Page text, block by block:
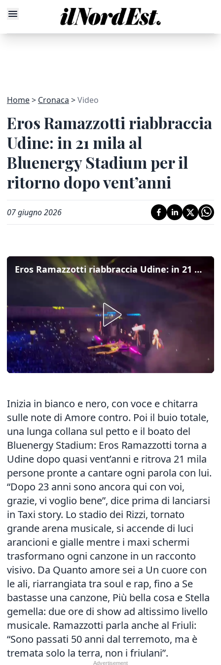
Home Cronaca Video
Eros Ramazzotti riabbraccia
Udine: in 21 mila al
Bluenergy Stadium per il
ritorno dopo vent’anni
07 giugno 2026
Eros Ramazzotti riabbraccia Udine: in 21 mila al Bluenergy Stadium per il ritorno dopo vent’anni
Inizia in bianco e nero, con voce e chitarra
sulle note di Amore contro. Poi il buio totale,
una lunga collana sul petto e il boato del
Bluenergy Stadium: Eros Ramazzotti torna a
Udine dopo quasi vent’anni e ritrova 21 mila
persone pronte a cantare ogni parola con lui.
“Dopo 23 anni sono ancora qui con voi,
grazie, vi voglio bene”, dice prima di lanciarsi
in Taxi story. Lo stadio dei Rizzi, tornato
grande arena musicale, si accende di luci
arancioni e gialle mentre i maxi schermi
trasformano ogni canzone in un racconto
visivo. Da Quanto amore sei a Un cuore con
le ali, riarrangiata tra soul e rap, fino a Se
bastasse una canzone, Più bella cosa e Stella
gemella: due ore di show ad altissimo livello
musicale. Ramazzotti parla anche al Friuli:
“Sono passati 50 anni dal terremoto, ma è
tremata solo la terra, non i friulani”.